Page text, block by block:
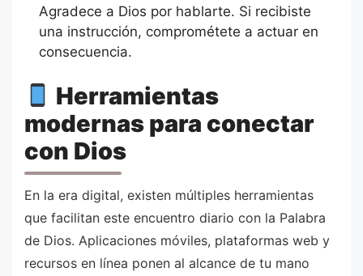
Agradece a Dios por hablarte. Si recibiste
una instrucción, comprométete a actuar en
consecuencia.
Herramientas
modernas para conectar
con Dios
En la era digital, existen múltiples herramientas
que facilitan este encuentro diario con la Palabra
de Dios. Aplicaciones móviles, plataformas web y
recursos en línea ponen al alcance de tu mano